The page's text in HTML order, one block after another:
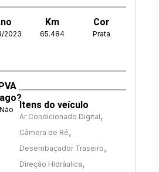
2023
Km
65.484
Cor
Prata
Não Itens do veículo
Ar Condicionado Digital,
Câmera de Ré,
Desembaçador Traseiro,
Direção Hidráulica,